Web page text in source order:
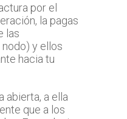
por el
la pagas
las
y ellos
hacia tu
abierta, a ella
que a los